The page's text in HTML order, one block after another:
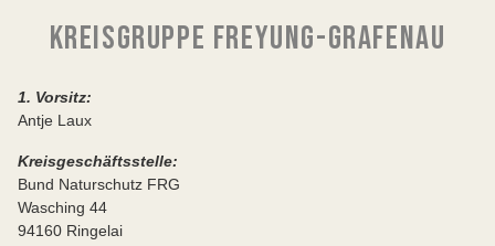
KREISGRUPPE FREYUNG-GRAFENAU
1. Vorsitz:
Antje Laux
Kreisgeschäftsstelle:
Bund Naturschutz FRG
Wasching 44
94160 Ringelai